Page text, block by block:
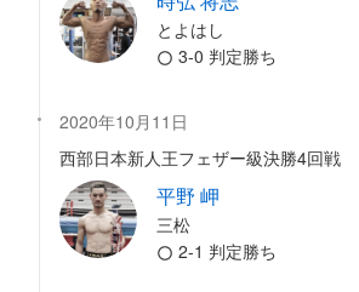
とよはし
3-0 判定勝ち
2020年10月11日
西部日本新人王フェザー級決勝4回戦
平野 岬
三松
2-1 判定勝ち